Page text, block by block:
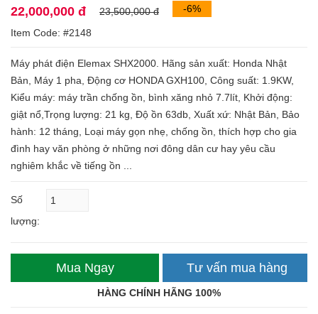
22,000,000 đ 23,500,000 đ -6%
Item Code: #2148
Máy phát điện Elemax SHX2000. Hãng sản xuất: Honda Nhật
Bản, Máy 1 pha, Động cơ HONDA GXH100, Công suất: 1.9KW,
Kiểu máy: máy trần chống ồn, bình xăng nhỏ 7.7lít, Khởi động:
giật nổ,Trọng lượng: 21 kg, Độ ồn 63db, Xuất xứ: Nhật Bản, Bảo
hành: 12 tháng, Loại máy gọn nhẹ, chống ồn, thích hợp cho gia
đình hay văn phòng ở những nơi đông dân cư hay yêu cầu
nghiêm khắc về tiếng ồn ...
Số
lượng:
Mua Ngay Tư vấn mua hàng
HÀNG CHÍNH HÃNG 100%